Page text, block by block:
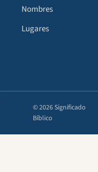
Nombres
Lugares
© 2026 Significado
Bíblico